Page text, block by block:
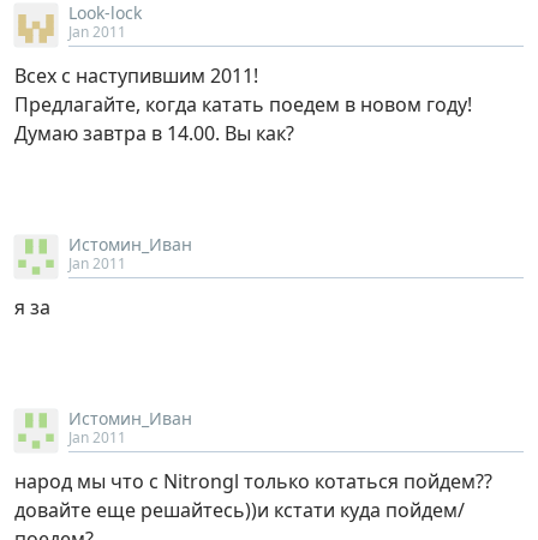
Look-lock
Jan 2011
Всех с наступившим 2011!
Предлагайте, когда катать поедем в новом году!
Думаю завтра в 14.00. Вы как?
Истомин_Иван
Jan 2011
я за
Истомин_Иван
Jan 2011
народ мы что с Nitrongl только котаться пойдем??
довайте еще решайтесь))и кстати куда пойдем/